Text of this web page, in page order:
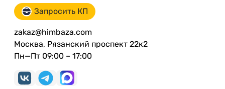
Запросить КП
zakaz@himbaza.com
Москва, Рязанский проспект 22к2
Пн—Пт 09:00 – 17:00